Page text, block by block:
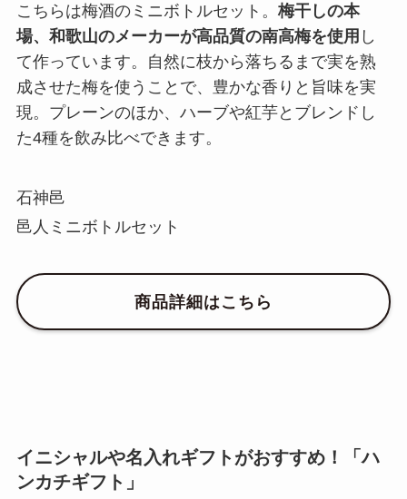
こちらは梅酒のミニボトルセット。 梅干しの本
場、和歌山のメーカーが高品質の南高梅を使用 し
て作っています。自然に枝から落ちるまで実を熟
成させた梅を使うことで、豊かな香りと旨味を実
現。プレーンのほか、ハーブや紅芋とブレンドし
た4種を飲み比べできます。
石神邑
邑人ミニボトルセット
商品詳細はこちら
イニシャルや名入れギフトがおすすめ！「ハ
ンカチギフト」